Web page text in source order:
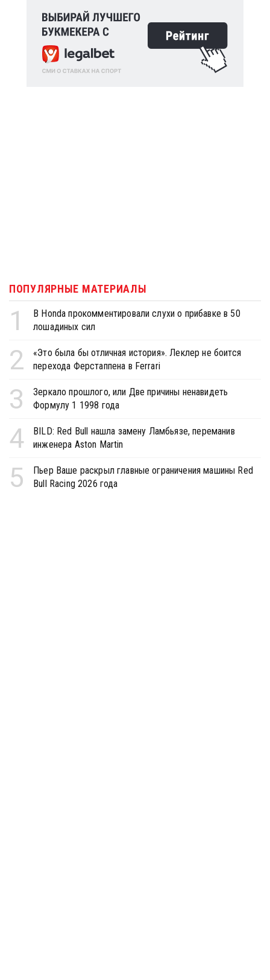
ПОПУЛЯРНЫЕ МАТЕРИАЛЫ
1
В Honda прокомментировали слухи о прибавке в 50
лошадиных сил
2
«Это была бы отличная история». Леклер не боится
перехода Ферстаппена в Ferrari
3
Зеркало прошлого, или Две причины ненавидеть
Формулу 1 1998 года
4
BILD: Red Bull нашла замену Ламбьязе, переманив
инженера Aston Martin
5
Пьер Ваше раскрыл главные ограничения машины Red
Bull Racing 2026 года